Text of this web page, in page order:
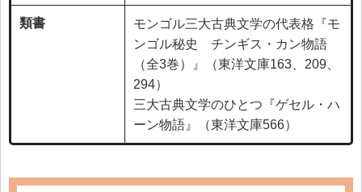
類書
モンゴル三大古典文学の代表格『モ
ンゴル秘史 チンギス・カン物語
（全3巻）』（東洋文庫163、209、
294）
三大古典文学のひとつ『ゲセル・ハ
ーン物語』（東洋文庫566）